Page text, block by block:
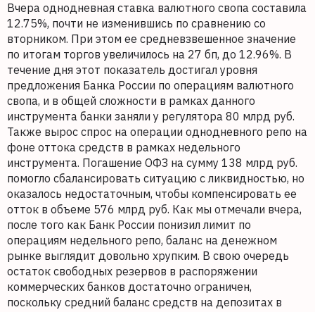
Вчера однодневная ставка валютного свопа составила
12.75%, почти не изменившись по сравнению со
вторником. При этом ее средневзвешенное значение
по итогам торгов увеличилось на 27 бп, до 12.96%. В
течение дня этот показатель достигал уровня
предложения Банка России по операциям валютного
свопа, и в общей сложности в рамках данного
инструмента банки заняли у регулятора 80 млрд руб.
Также вырос спрос на операции однодневного репо на
фоне оттока средств в рамках недельного
инструмента. Погашение ОФЗ на сумму 138 млрд руб.
помогло сбалансировать ситуацию с ликвидностью, но
оказалось недостаточным, чтобы компенсировать ее
отток в объеме 576 млрд руб. Как мы отмечали вчера,
после того как Банк России понизил лимит по
операциям недельного репо, баланс на денежном
рынке выглядит довольно хрупким. В свою очередь
остаток свободных резервов в распоряжении
коммерческих банков достаточно ограничен,
поскольку средний баланс средств на депозитах в